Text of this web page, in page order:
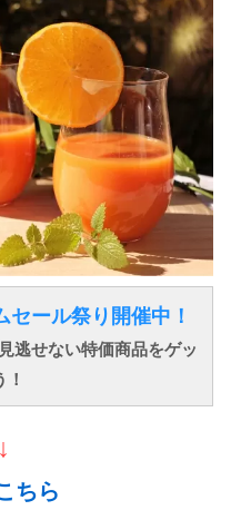
ール祭り開催中！
逃せない特価商品をゲッ
！
ちら